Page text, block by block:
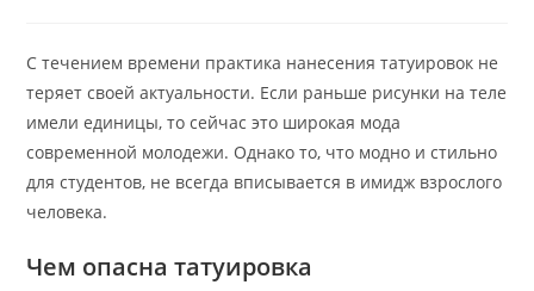
С течением времени практика нанесения татуировок не
теряет своей актуальности. Если раньше рисунки на теле
имели единицы, то сейчас это широкая мода
современной молодежи. Однако то, что модно и стильно
для студентов, не всегда вписывается в имидж взрослого
человека.
Чем опасна татуировка